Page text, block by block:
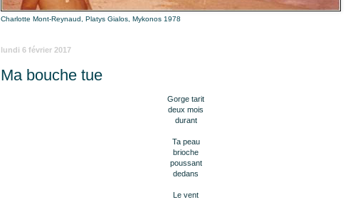
Charlotte Mont-Reynaud, Platys Gialos, Mykonos 1978
lundi 6 février 2017
Ma bouche tue
Gorge tarit
deux mois
durant
Ta peau
brioche
poussant
dedans
Le vent